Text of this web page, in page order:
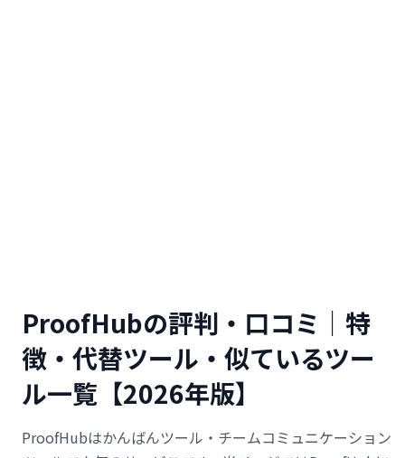
ProofHubの評判・口コミ｜特
徴・代替ツール・似ているツー
ル一覧【2026年版】
ProofHubはかんばんツール・チームコミュニケーション